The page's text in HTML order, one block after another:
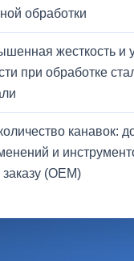
обработки
жесткость и
при обработке
канавок:
и
(OEM)